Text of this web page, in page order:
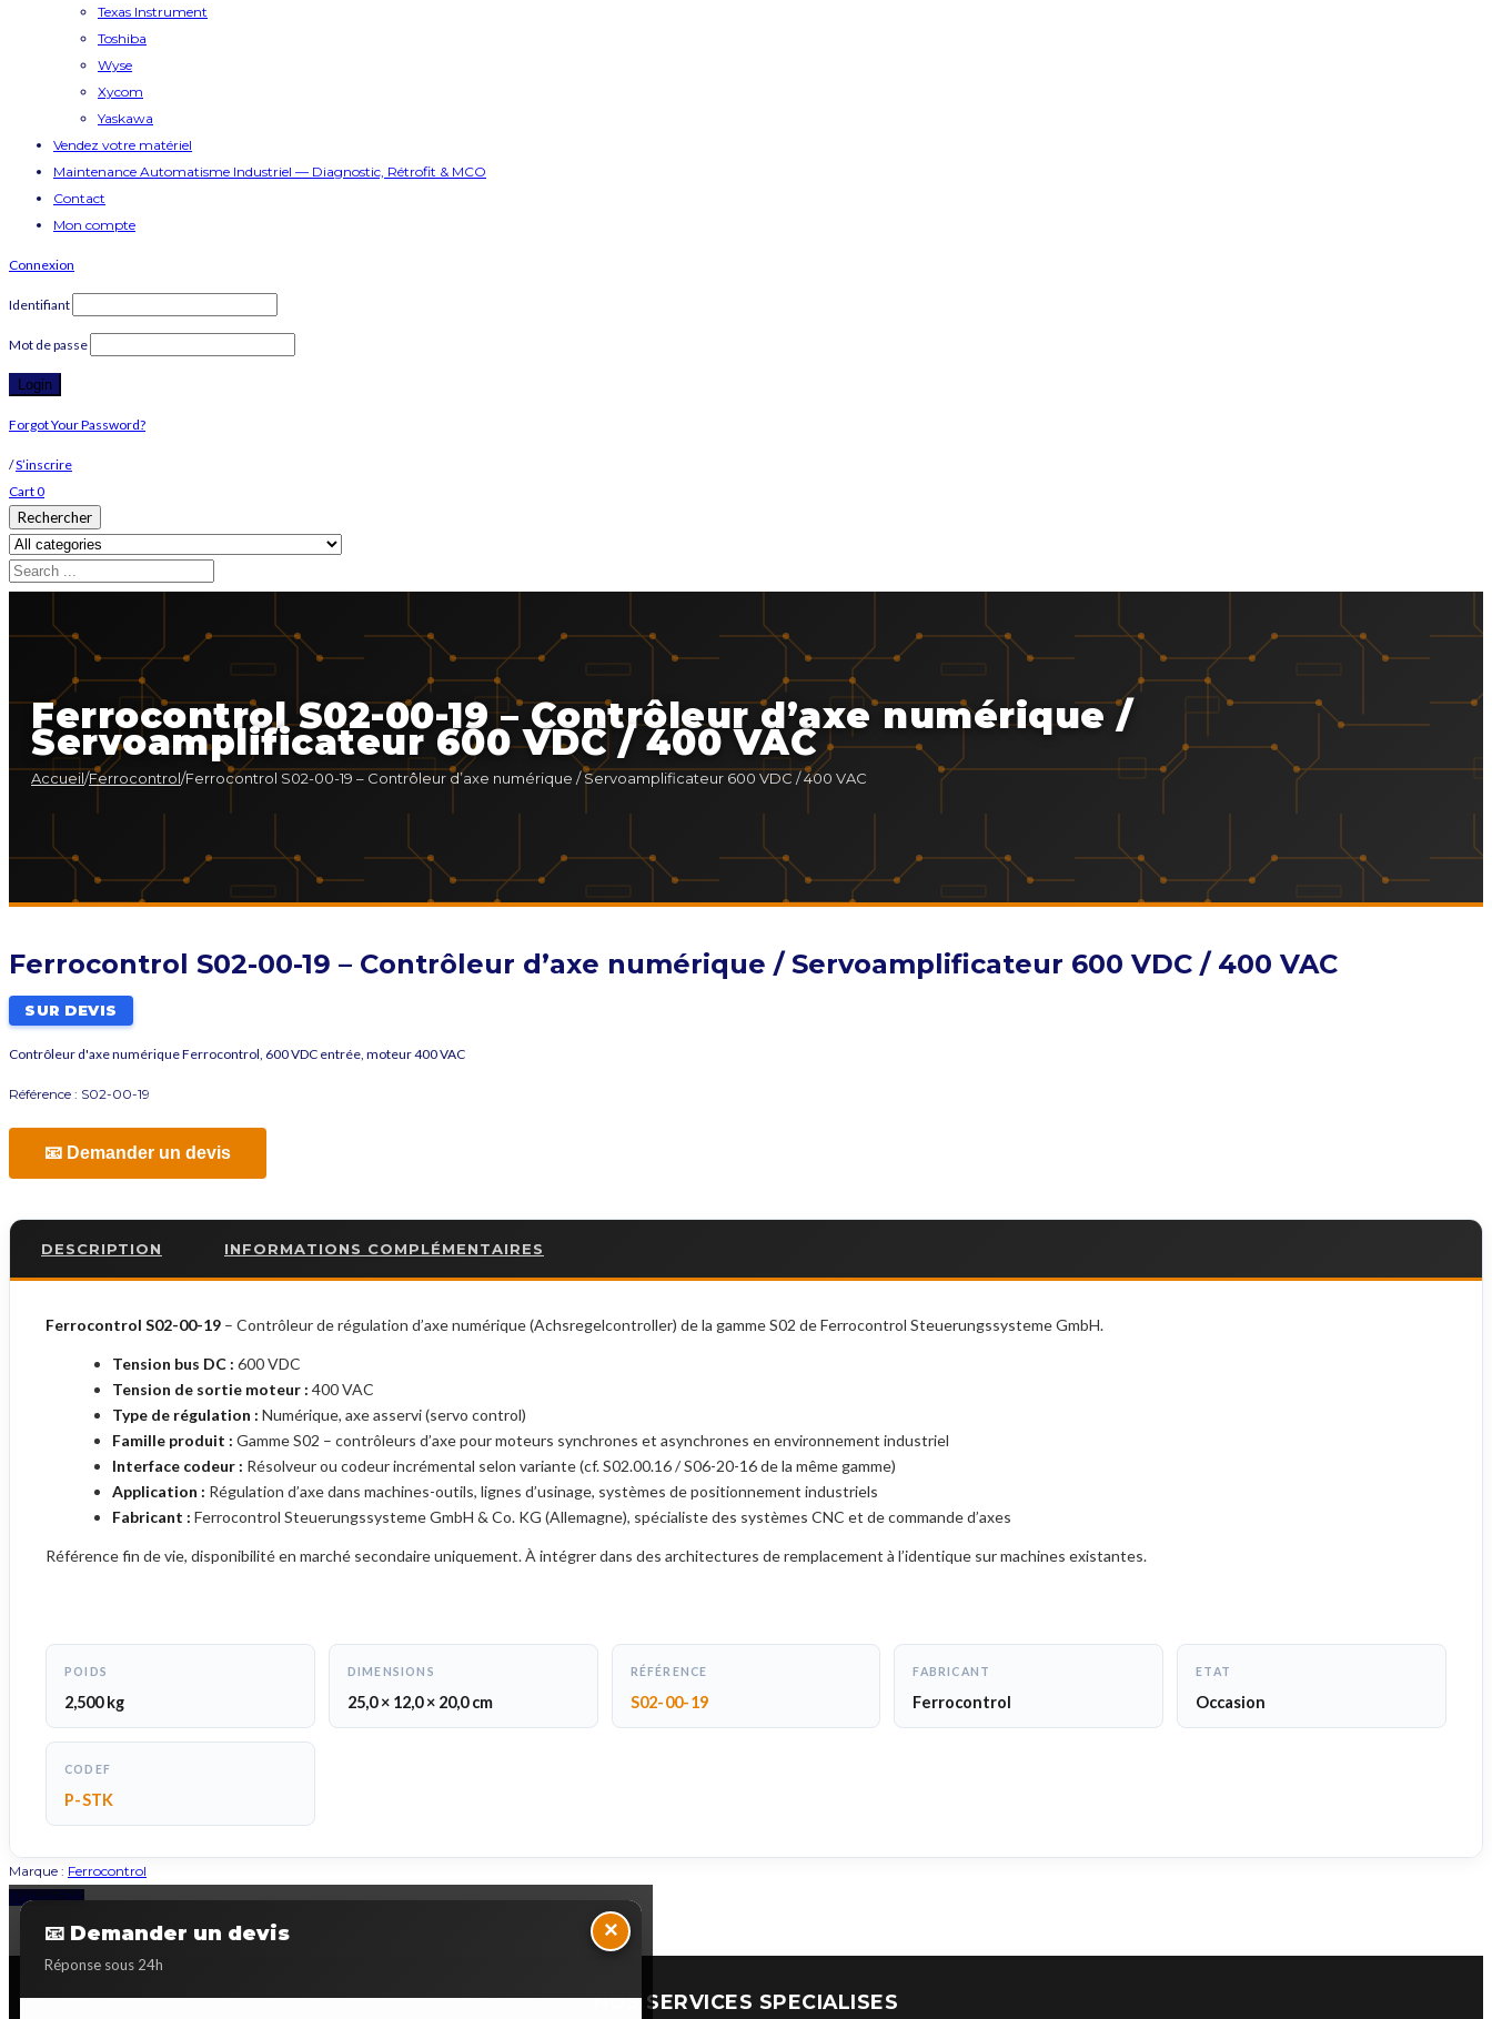
Texas Instrument
Toshiba
Wyse
Xycom
Yaskawa
Vendez votre matériel
Maintenance Automatisme Industriel — Diagnostic, Rétrofit & MCO
Contact
Mon compte
Connexion
Identifiant
Mot de passe
Forgot Your Password?
/S’inscrire
Cart0
Rechercher
Ferrocontrol S02-00-19 – Contrôleur d’axe numérique /
Servoamplificateur 600 VDC / 400 VAC
Accueil/Ferrocontrol/Ferrocontrol S02-00-19 – Contrôleur d’axe numérique / Servoamplificateur 600 VDC / 400 VAC
Ferrocontrol S02-00-19 – Contrôleur d’axe numérique / Servoamplificateur 600 VDC / 400 VAC
SUR DEVIS
Contrôleur d'axe numérique Ferrocontrol, 600 VDC entrée, moteur 400 VAC
Référence : S02-00-19
📧 Demander un devis
DESCRIPTION INFORMATIONS COMPLÉMENTAIRES
Ferrocontrol S02-00-19 – Contrôleur de régulation d’axe numérique (Achsregelcontroller) de la gamme S02 de Ferrocontrol Steuerungssysteme GmbH.
Tension bus DC : 600 VDC
Tension de sortie moteur : 400 VAC
Type de régulation : Numérique, axe asservi (servo control)
Famille produit : Gamme S02 – contrôleurs d’axe pour moteurs synchrones et asynchrones en environnement industriel
Interface codeur : Résolveur ou codeur incrémental selon variante (cf. S02.00.16 / S06-20-16 de la même gamme)
Application : Régulation d’axe dans machines-outils, lignes d’usinage, systèmes de positionnement industriels
Fabricant : Ferrocontrol Steuerungssysteme GmbH & Co. KG (Allemagne), spécialiste des systèmes CNC et de commande d’axes
Référence fin de vie, disponibilité en marché secondaire uniquement. À intégrer dans des architectures de remplacement à l’identique sur machines existantes.
POIDS
2,500 kg
DIMENSIONS
25,0 × 12,0 × 20,0 cm
RÉFÉRENCE
S02-00-19
FABRICANT
Ferrocontrol
ETAT
Occasion
CODEF
P-STK
Marque : Ferrocontrol
📧 Demander un devis
Réponse sous 24h
×
Back to Top
NOS SERVICES SPECIALISES